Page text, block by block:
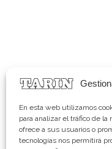
En esta web utilizamos
para analizar el tráfico de
ofrece a sus usuarios o
tecnologías nos permitirá